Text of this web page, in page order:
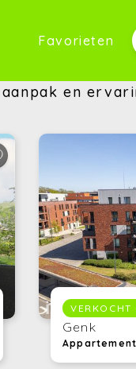
(Onze werkwijze)
Favorieten
en
VERKOCHT
Genk
Appartement